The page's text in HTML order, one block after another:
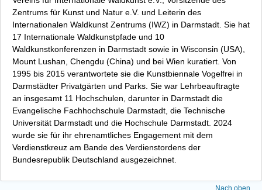
Datenschutz
Kontakt / Impressum
Zentrums für Kunst und Natur e.V. und Leiterin des
Internationalen Waldkunst Zentrums (IWZ) in Darmstadt. Sie hat
17 Internationale Waldkunstpfade und 10
Waldkunstkonferenzen in Darmstadt sowie in Wisconsin (USA),
Mount Lushan, Chengdu (China) und bei Wien kuratiert. Von
1995 bis 2015 verantwortete sie die Kunstbiennale Vogelfrei in
Darmstädter Privatgärten und Parks. Sie war Lehrbeauftragte
an insgesamt 11 Hochschulen, darunter in Darmstadt die
Evangelische Fachhochschule Darmstadt, die Technische
Universität Darmstadt und die Hochschule Darmstadt. 2024
wurde sie für ihr ehrenamtliches Engagement mit dem
Verdienstkreuz am Bande des Verdienstordens der
Bundesrepublik Deutschland ausgezeichnet.
Nach oben